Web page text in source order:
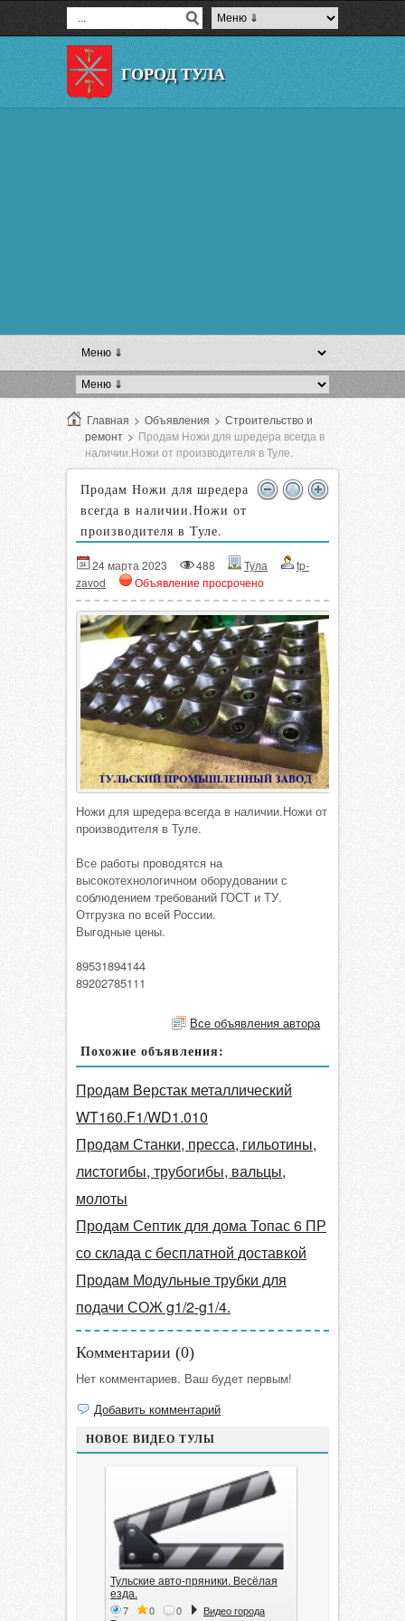
ГОРОД ТУЛА
Главная > Объявления > Строительство и
ремонт > Продам Ножи для шредера всегда в
наличии.Ножи от производителя в Туле.
Продам Ножи для шредера
всегда в наличии.Ножи от
производителя в Туле.
24 марта 2023 488 Тула
tp-
zavod
Объявление просрочено
Ножи для шредера всегда в наличии.Ножи от
производителя в Туле.
Все работы проводятся на
высокотехнологичном оборудовании с
соблюдением требований ГОСТ и ТУ.
Отгрузка по всей России.
Выгодные цены.
89531894144
89202785111
Все объявления автора
Похожие объявления:
Продам Верстак металлический
WT160.F1/WD1.010
Продам Станки, пресса, гильотины,
листогибы, трубогибы, вальцы,
молоты
Продам Септик для дома Топас 6 ПР
со склада с бесплатной доставкой
Продам Модульные трубки для
подачи СОЖ g1/2-g1/4.
Комментарии (0)
Нет комментариев. Ваш будет первым!
Добавить комментарий
НОВОЕ ВИДЕО ТУЛЫ
Тульские авто-пряники. Весёлая
езда.
7 0 0
Видео города